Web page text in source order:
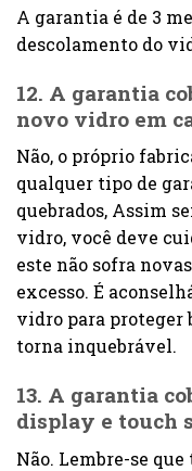
A garantia é de 3
descolamento do
12. A garantia
novo vidro em
Não, o próprio
qualquer tipo de
quebrados, Assim
vidro, você deve
este não sofra
excesso. É
vidro para proteger
torna inquebrável.
13. A garantia
display e touch
Não. Lembre-se